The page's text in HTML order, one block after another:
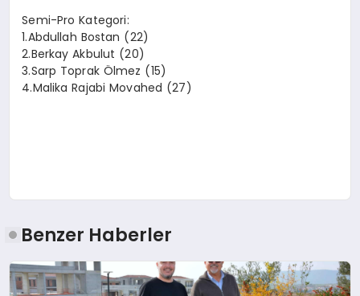
Semi-Pro Kategori:
1.Abdullah Bostan (22)
2.Berkay Akbulut (20)
3.Sarp Toprak Ölmez (15)
4.Malika Rajabi Movahed (27)
Benzer Haberler